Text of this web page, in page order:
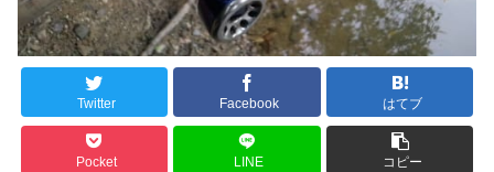
Twitter Facebook はてブ
Pocket LINE コピー